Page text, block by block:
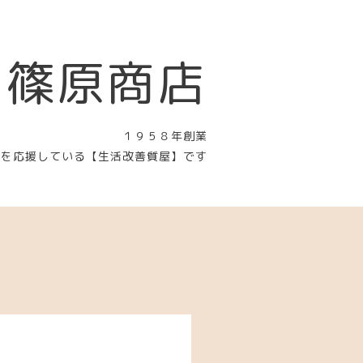
原商店
１９５８年創業
応援している【生活改善質屋】です